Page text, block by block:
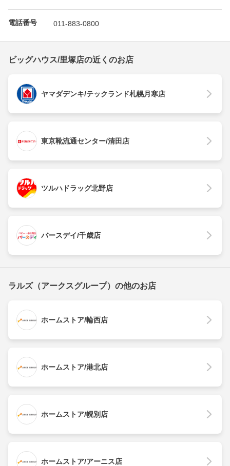
電話番号 011-883-0800
ビッグハウス/里塚店の近くのお店
ヤマダデンキ/テックランド札幌月寒店
東京靴流通センター/清田店
ツルハドラッグ北野店
バースデイ/千歳店
ラルズ（アークスグループ）の他のお店
ホームストア/輪西店
ホームストア/港北店
ホームストア/幌別店
ホームストア/アーニス店